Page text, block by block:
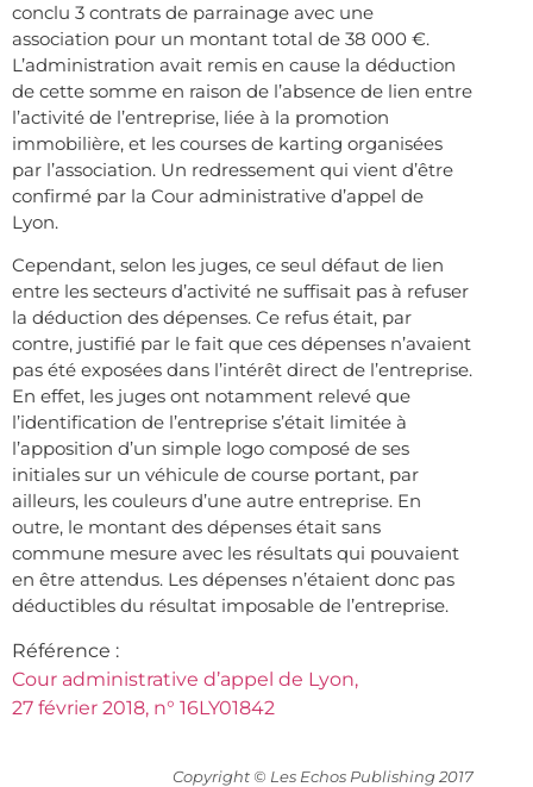
conclu 3 contrats de parrainage avec une
association pour un montant total de 38 000 €.
L’administration avait remis en cause la déduction
de cette somme en raison de l’absence de lien entre
l’activité de l’entreprise, liée à la promotion
immobilière, et les courses de karting organisées
par l’association. Un redressement qui vient d’être
confirmé par la Cour administrative d’appel de
Lyon.
Cependant, selon les juges, ce seul défaut de lien
entre les secteurs d’activité ne suffisait pas à refuser
la déduction des dépenses. Ce refus était, par
contre, justifié par le fait que ces dépenses n’avaient
pas été exposées dans l’intérêt direct de l’entreprise.
En effet, les juges ont notamment relevé que
l’identification de l’entreprise s’était limitée à
l’apposition d’un simple logo composé de ses
initiales sur un véhicule de course portant, par
ailleurs, les couleurs d’une autre entreprise. En
outre, le montant des dépenses était sans
commune mesure avec les résultats qui pouvaient
en être attendus. Les dépenses n’étaient donc pas
déductibles du résultat imposable de l’entreprise.
Référence :
Cour administrative d’appel de Lyon,
27 février 2018, n° 16LY01842
Copyright © Les Echos Publishing 2017